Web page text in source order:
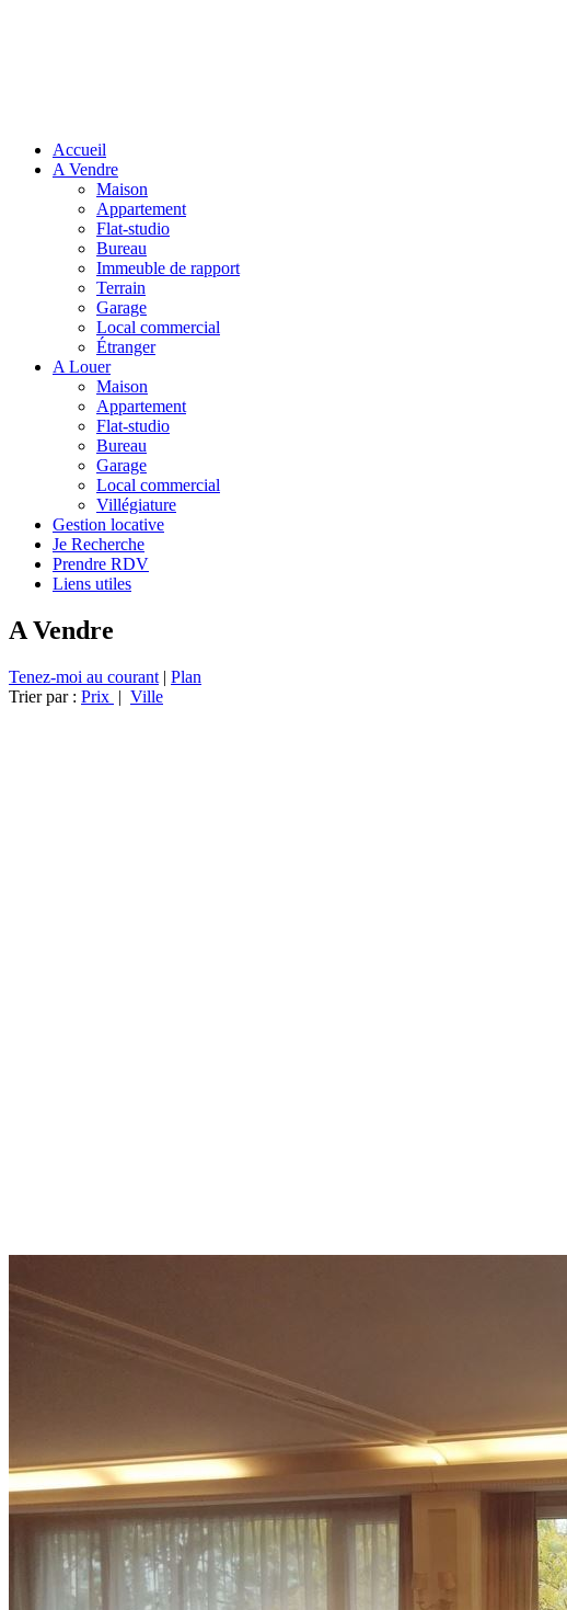
Accueil
A Vendre
Maison
Appartement
Flat-studio
Bureau
Immeuble de rapport
Terrain
Garage
Local commercial
Étranger
A Louer
Maison
Appartement
Flat-studio
Bureau
Garage
Local commercial
Villégiature
Gestion locative
Je Recherche
Prendre RDV
Liens utiles
A Vendre
Tenez-moi au courant | Plan
Trier par : Prix | Ville